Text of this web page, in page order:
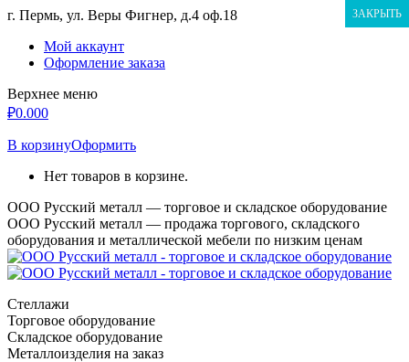
Перейти
содержанию
г. Пермь, ул. Веры Фигнер, д.4 оф.18
Мой аккаунт
Оформление заказа
Верхнее меню
₽0.000
В корзинуОформить
Нет товаров в корзине.
ООО Русский металл — торговое и складское оборудование
ООО Русский металл — продажа торгового, складского
оборудования и металлической мебели по низким ценам
Стеллажи
Торговое оборудование
Складское оборудование
Металлоизделия на заказ
ЗАКРЫТЬ